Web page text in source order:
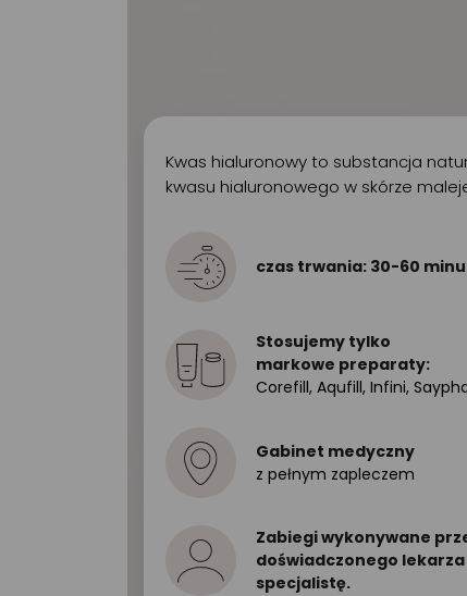
Kwas hialuronowy to substancja
kwasu hialuronowego w skórze
czas trwania: 30-60
Stosujemy tylko
markowe preparaty:
Corefill, Aqufill, Infini,
Gabinet medyczny
z pełnym zapleczem
Zabiegi wykonywane
doświadczonego lekarza
specjalistę.